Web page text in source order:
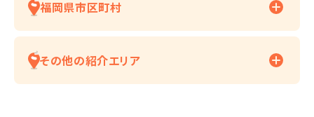
福岡県市区町村
その他の紹介エリア